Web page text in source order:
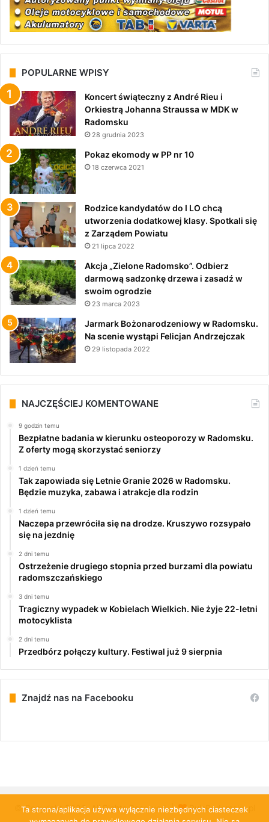
POPULARNE WPISY
Koncert świąteczny z André Rieu i
Orkiestrą Johanna Straussa w MDK w
Radomsku
28 grudnia 2023
Pokaz ekomody w PP nr 10
18 czerwca 2021
Rodzice kandydatów do I LO chcą
utworzenia dodatkowej klasy. Spotkali się
z Zarządem Powiatu
21 lipca 2022
Akcja „Zielone Radomsko”. Odbierz
darmową sadzonkę drzewa i zasadź w
swoim ogrodzie
23 marca 2023
Jarmark Bożonarodzeniowy w Radomsku.
Na scenie wystąpi Felicjan Andrzejczak
29 listopada 2022
NAJCZĘŚCIEJ KOMENTOWANE
9 godzin temu
Bezpłatne badania w kierunku osteoporozy w Radomsku.
Z oferty mogą skorzystać seniorzy
1 dzień temu
Tak zapowiada się Letnie Granie 2026 w Radomsku.
Będzie muzyka, zabawa i atrakcje dla rodzin
1 dzień temu
Naczepa przewróciła się na drodze. Kruszywo rozsypało
się na jezdnię
2 dni temu
Ostrzeżenie drugiego stopnia przed burzami dla powiatu
radomszczańskiego
3 dni temu
Tragiczny wypadek w Kobielach Wielkich. Nie żyje 22-letni
motocyklista
2 dni temu
Przedbórz połączy kultury. Festiwal już 9 sierpnia
Znajdź nas na Facebooku
© Copyright 2026, All Rights Reserved | PulsRadomska.pl
Ta strona/aplikacja używa wyłącznie niezbędnych ciasteczek